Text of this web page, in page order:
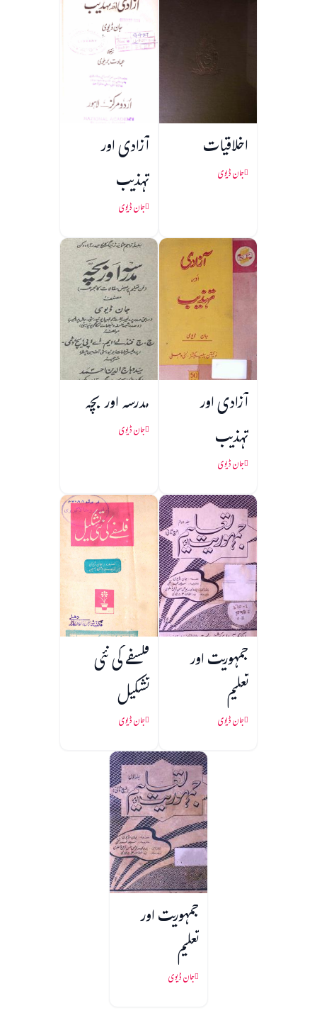
اخلاقیات
جان ڈیوی
آزادی اور
تہذیب
جان ڈیوی
آزادی اور
تہذیب
جان ڈیوی
مدرسہ اور بچہ
جان ڈیوی
جمہوریت اور
تعلیم
جان ڈیوی
فلسفے کی نئی
تشکیل
جان ڈیوی
جمہوریت اور
تعلیم
جان ڈیوی